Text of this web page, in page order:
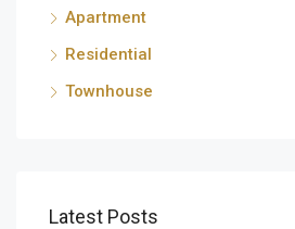
Apartment
Residential
Townhouse
Latest Posts